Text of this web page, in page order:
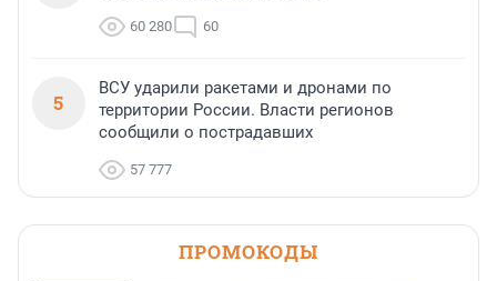
60 280 60
5
ВСУ ударили ракетами и дронами по
территории России. Власти регионов
сообщили о пострадавших
57 777
ПРОМОКОДЫ